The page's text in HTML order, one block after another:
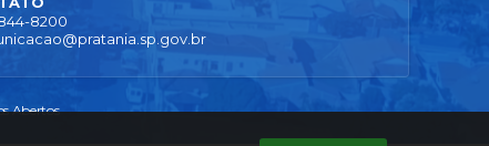
8200
Abertos